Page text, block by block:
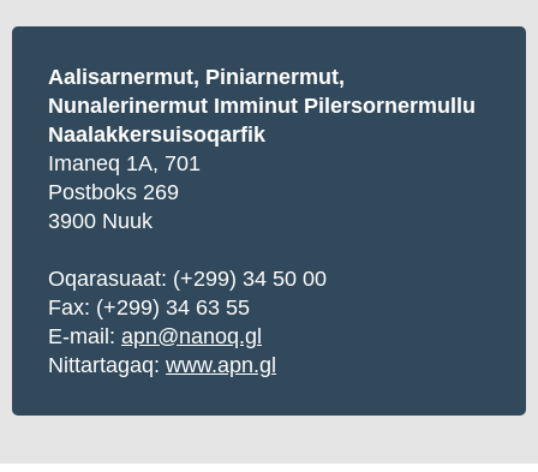
Aalisarnermut, Piniarnermut,
Nunalerinermut Imminut Pilersornermullu
Naalakkersuisoqarfik
Imaneq 1A, 701
Postboks 269
3900 Nuuk
Oqarasuaat: (+299) 34 50 00
Fax: (+299) 34 63 55
E-mail: apn@nanoq.gl
Nittartagaq: www.apn.gl